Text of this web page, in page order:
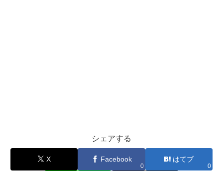
シェアする
X Facebook
0
はてブ
0